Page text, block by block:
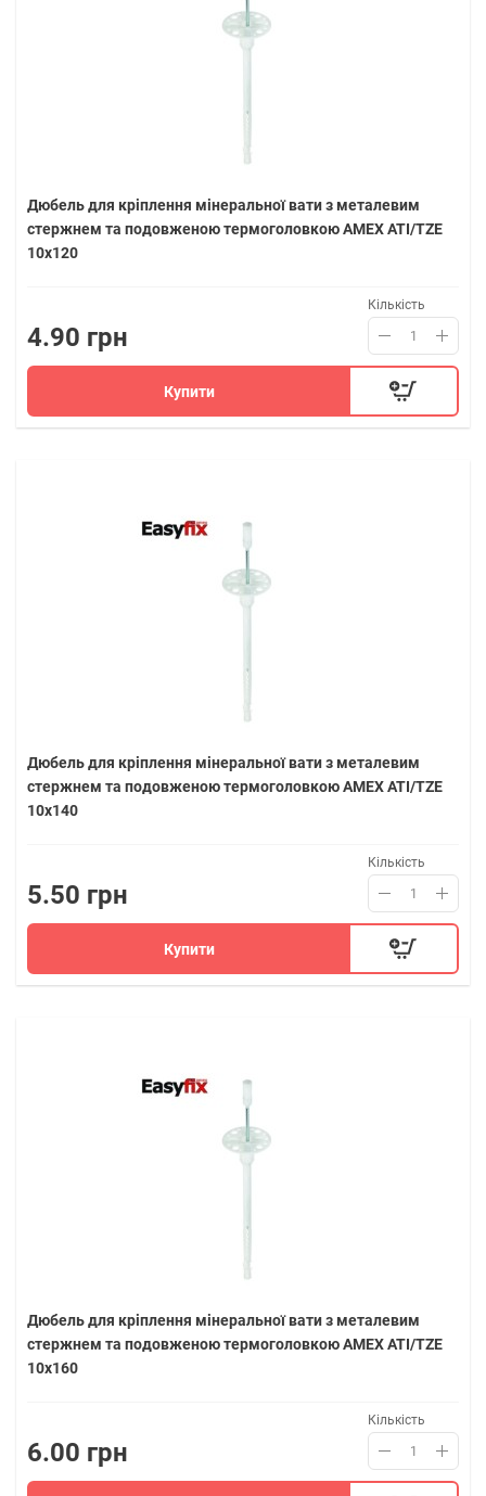
Дюбель для кріплення мінеральної вати з металевим
стержнем та подовженою термоголовкою AMEX ATI/TZE
10х120
4.90 грн
Кількість
Купити
Дюбель для кріплення мінеральної вати з металевим
стержнем та подовженою термоголовкою AMEX ATI/TZE
10х140
5.50 грн
Кількість
Купити
Дюбель для кріплення мінеральної вати з металевим
стержнем та подовженою термоголовкою AMEX ATI/TZE
10х160
6.00 грн
Кількість